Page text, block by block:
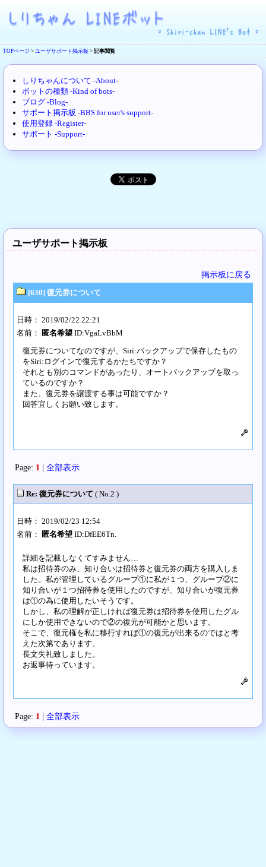
TOPページ > ユーザサポート掲示板 > 記事閲覧
しりちゃんについて -About-
ボットの種類 -Kind of bots-
ブログ -Blog-
サポート掲示板 -BBS for user's support-
使用登録 -Register-
サポート -Support-
ユーザサポート掲示板
掲示板に戻る
[630] 復元券について
日時： 2019/02/22 22:21
名前：
匿名希望 ID:VgaLvBbM
復元券についてなのですが、Siri:バックアップで保存したもの
をSiri:ログインで復元するかたちですか？
それとも別のコマンドがあったり、オートバックアップを取っ
ているのですか？
また、復元券を譲渡する事は可能ですか？
回答宜しくお願い致します。
Page: 1 | 全部表示
Re: 復元券について ( No.2 )
日時： 2019/02/23 12:54
名前：
匿名希望 ID:DfEE6Tn.
詳細を記載しなくてすみません…
私は招待券のみ、知り合いは招待券と復元券の両方を購入しま
した。私が管理しているグループ①に私が１つ、グループ②に
知り合いが１つ招待券を使用したのですが、知り合いが復元券
は①の為に使用したいそうです。
しかし、私の理解が正しければ復元券は招待券を使用したグル
にしか使用できないので②の復元が可能かと思います。
そこで、復元権を私に移行すれば①の復元が出来るのではと考
えた次第であります。
長文失礼致しました。
お返事待っています。
Page: 1 | 全部表示